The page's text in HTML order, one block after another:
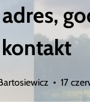
kontakt
17